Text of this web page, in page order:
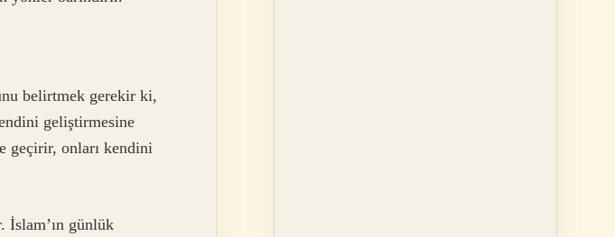
belirtmek gerekir ki,
geliştirmesine
geçirir, onları kendini
İslam’ın günlük